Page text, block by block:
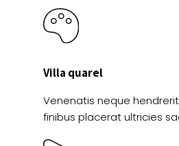
Villa quarel
Venenatis neque
finibus placerat ultricies